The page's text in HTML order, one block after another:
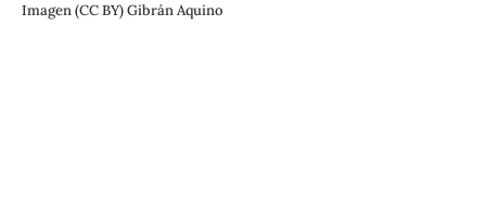
Imagen (CC BY) Gibrán Aquino